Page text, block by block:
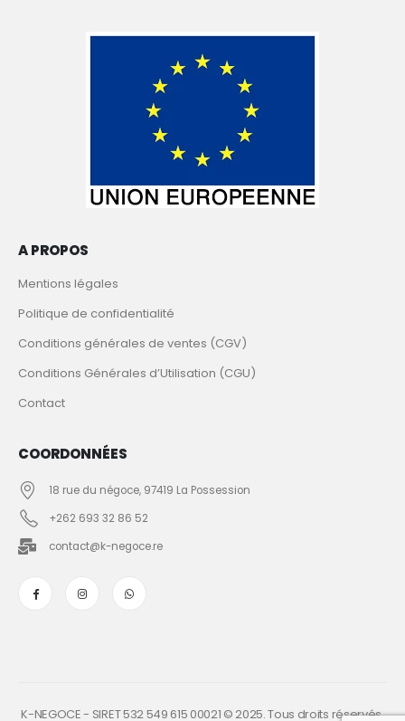
A PROPOS
Mentions légales
Politique de confidentialité
Conditions générales de ventes (CGV)
Conditions Générales d’Utilisation (CGU)
Contact
COORDONNÉES
18 rue du négoce, 97419 La Possession
+262 693 32 86 52
contact@k-negoce.re
K-NEGOCE - SIRET 532 549 615 00021 © 2025. Tous droits réservés.